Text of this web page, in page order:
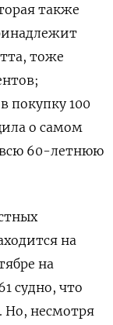
также
тоже
покупку 100
о самом
всю 60-летнюю
на
на
судно, что
Но, несмотря